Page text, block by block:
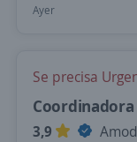
Ayer
Se precisa
Coordinadora
3,9